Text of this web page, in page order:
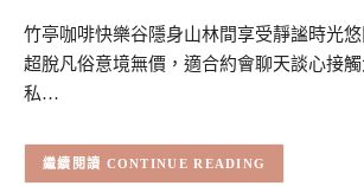
竹亭咖啡快樂谷隱身山林間享受靜謐時光悠
超脫凡俗意境無價，適合約會聊天談心接
私…
CONTINUE READING